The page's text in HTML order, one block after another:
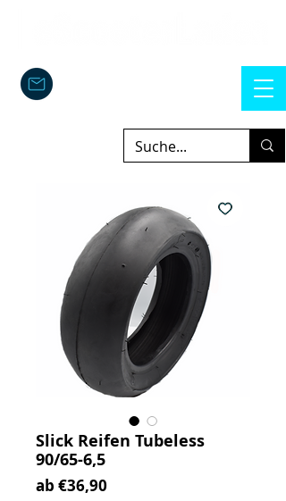
Slick Reifen Tubeless
90/65-6,5
ab €36,90